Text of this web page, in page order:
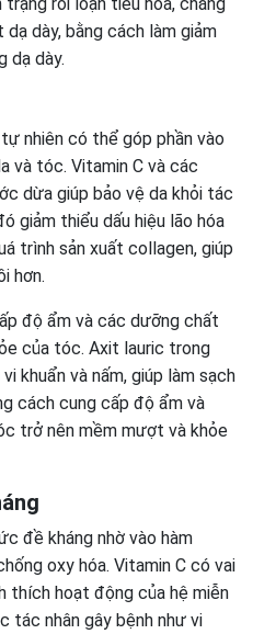
dày, bằng cách làm giảm
dạ dày.
nhiên có thể góp phần vào
và tóc. Vitamin C và các
dừa giúp bảo vệ da khỏi tác
giảm thiểu dấu hiệu lão hóa
trình sản xuất collagen, giúp
hơn.
độ ẩm và các dưỡng chất
của tóc. Axit lauric trong
khuẩn và nấm, giúp làm sạch
cách cung cấp độ ẩm và
trở nên mềm mượt và khỏe
đề kháng nhờ vào hàm
oxy hóa. Vitamin C có vai
thích hoạt động của hệ miễn
tác nhân gây bệnh như vi